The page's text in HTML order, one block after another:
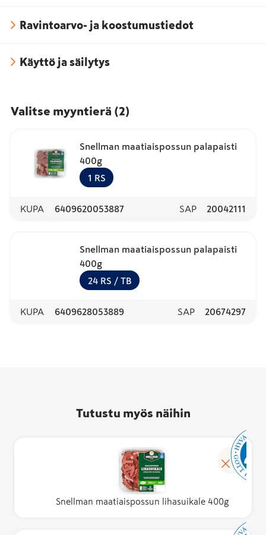
Ravintoarvo- ja koostumustiedot
Käyttö ja säilytys
Valitse myyntierä (2)
Snellman maatiaispossun palapaisti
400g
1 RS
KUPA 6409620053887 SAP 20042111
Snellman maatiaispossun palapaisti
400g
24 RS / TB
KUPA 6409628053889 SAP 20674297
Tutustu myös näihin
Snellman maatiaispossun lihasuikale 400g